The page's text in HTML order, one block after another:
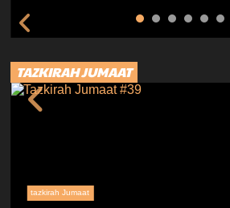
TAZKIRAH JUMAAT
tazkirah Jumaat